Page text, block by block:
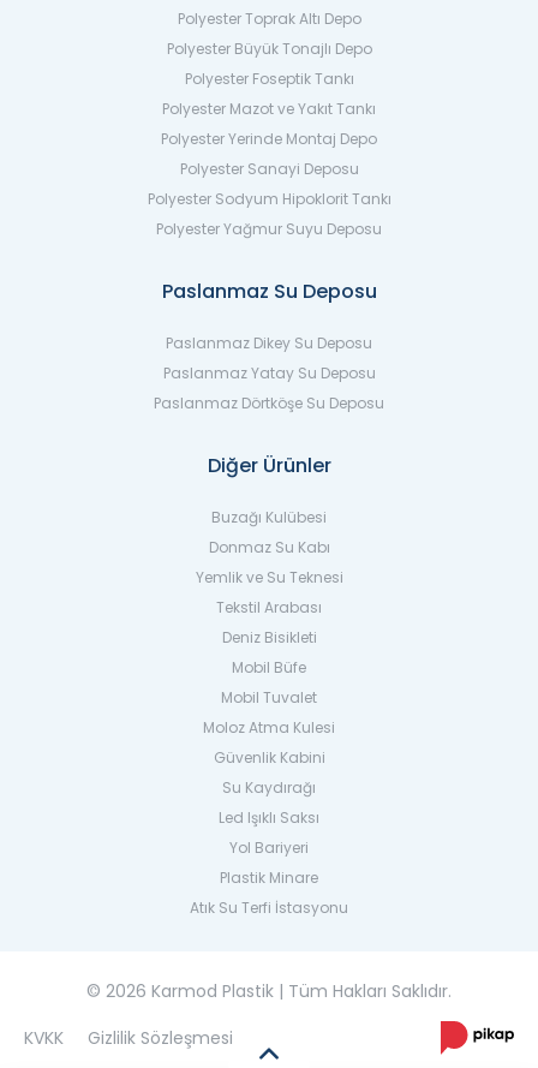
Polyester Toprak Altı Depo
Polyester Büyük Tonajlı Depo
Polyester Foseptik Tankı
Polyester Mazot ve Yakıt Tankı
Polyester Yerinde Montaj Depo
Polyester Sanayi Deposu
Polyester Sodyum Hipoklorit Tankı
Polyester Yağmur Suyu Deposu
Paslanmaz Su Deposu
Paslanmaz Dikey Su Deposu
Paslanmaz Yatay Su Deposu
Paslanmaz Dörtköşe Su Deposu
Diğer Ürünler
Buzağı Kulübesi
Donmaz Su Kabı
Yemlik ve Su Teknesi
Tekstil Arabası
Deniz Bisikleti
Mobil Büfe
Mobil Tuvalet
Moloz Atma Kulesi
Güvenlik Kabini
Su Kaydırağı
Led Işıklı Saksı
Yol Bariyeri
Plastik Minare
Atık Su Terfi İstasyonu
© 2026 Karmod Plastik | Tüm Hakları Saklıdır.
KVKK
Gizlilik Sözleşmesi